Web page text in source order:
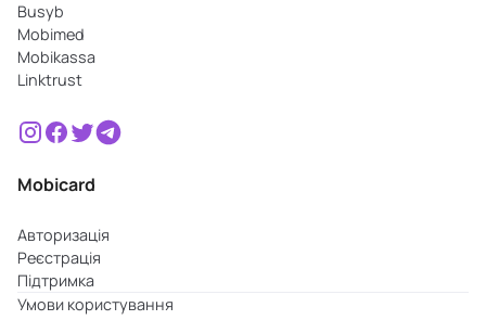
Busyb
Mobimed
Mobikassa
Linktrust
Mobicard
Авторизація
Реєстрація
Підтримка
Умови користування